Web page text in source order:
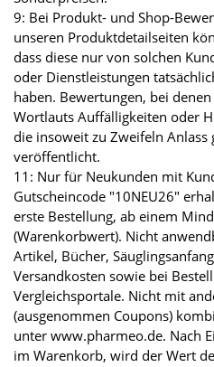
9: Bei Produkt- und Shop-
unseren Produktdetailseiten
dass diese nur von solchen
oder Dienstleistungen
haben. Bewertungen, bei
Wortlauts Auffälligkeiten oder
die insoweit zu Zweifeln Anlass
veröffentlicht.
11: Nur für Neukunden mit
Gutscheincode "10NEU26"
erste Bestellung, ab einem
(Warenkorbwert). Nicht
Artikel, Bücher,
Versandkosten sowie bei
Vergleichsportale. Nicht mit
(ausgenommen Coupons)
unter www.pharmeo.de. Nach
im Warenkorb, wird der Wert